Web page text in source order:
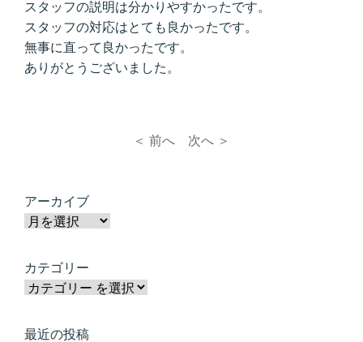
スタッフの説明は分かりやすかったです。
スタッフの対応はとても良かったです。
無事に直って良かったです。
ありがとうございました。
＜ 前へ 次へ ＞
アーカイブ
カテゴリー
最近の投稿